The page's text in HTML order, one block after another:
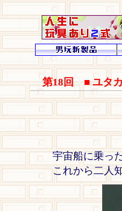
第18回 ■ ユタ
宇宙船に乗った
これから二人知